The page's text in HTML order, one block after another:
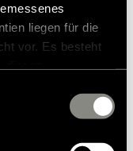
liegen für die
vor. Es besteht
Daten für
finden Sie in